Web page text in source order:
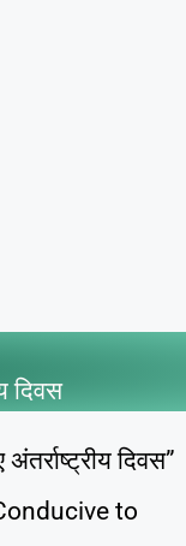
दिवस
दिवस”
to